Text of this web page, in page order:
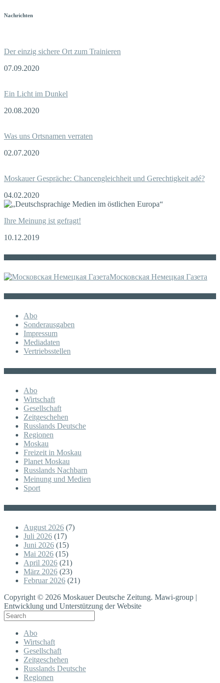
Nachrichten
Der einzig sichere Ort zum Trainieren
07.09.2020
Ein Licht im Dunkel
20.08.2020
Was uns Ortsnamen verraten
02.07.2020
Moskauer Gespräche: Chancengleichheit und Gerechtigkeit adé?
04.02.2020
Ihre Meinung ist gefragt!
10.12.2019
Московская Немецкая Газета
Abo
Sonderausgaben
Impressum
Mediadaten
Vertriebsstellen
Abo
Wirtschaft
Gesellschaft
Zeitgeschehen
Russlands Deutsche
Regionen
Moskau
Freizeit in Moskau
Planet Moskau
Russlands Nachbarn
Meinung und Medien
Sport
August 2026 (7)
Juli 2026 (17)
Juni 2026 (15)
Mai 2026 (15)
April 2026 (21)
März 2026 (23)
Februar 2026 (21)
Copyright © 2026 Moskauer Deutsche Zeitung. Mawi-group |
Entwicklung und Unterstützung der Website
Abo
Wirtschaft
Gesellschaft
Zeitgeschehen
Russlands Deutsche
Regionen